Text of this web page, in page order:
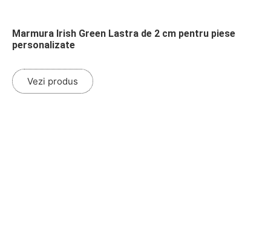
Marmura Irish Green Lastra de 2 cm pentru piese
personalizate
Vezi produs